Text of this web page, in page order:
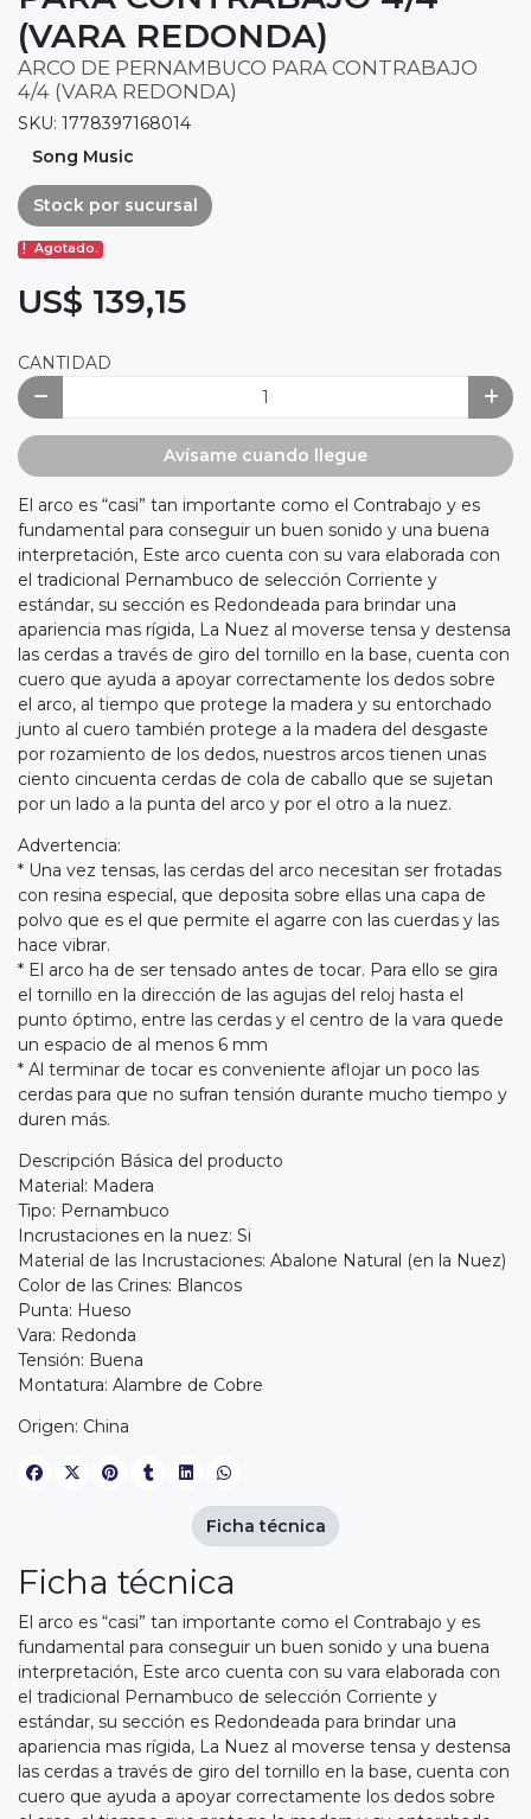
(VARA REDONDA)
ARCO DE PERNAMBUCO PARA CONTRABAJO
4/4 (VARA REDONDA)
SKU: 1778397168014
Song Music
Stock por sucursal
Agotado.
US$ 139,15
CANTIDAD
Avísame cuando llegue
El arco es “casi” tan importante como el Contrabajo y es
fundamental para conseguir un buen sonido y una buena
interpretación, Este arco cuenta con su vara elaborada con
el tradicional Pernambuco de selección Corriente y
estándar, su sección es Redondeada para brindar una
apariencia mas rígida, La Nuez al moverse tensa y destensa
las cerdas a través de giro del tornillo en la base, cuenta con
cuero que ayuda a apoyar correctamente los dedos sobre
el arco, al tiempo que protege la madera y su entorchado
junto al cuero también protege a la madera del desgaste
por rozamiento de los dedos, nuestros arcos tienen unas
ciento cincuenta cerdas de cola de caballo que se sujetan
por un lado a la punta del arco y por el otro a la nuez.
Advertencia:
* Una vez tensas, las cerdas del arco necesitan ser frotadas
con resina especial, que deposita sobre ellas una capa de
polvo que es el que permite el agarre con las cuerdas y las
hace vibrar.
* El arco ha de ser tensado antes de tocar. Para ello se gira
el tornillo en la dirección de las agujas del reloj hasta el
punto óptimo, entre las cerdas y el centro de la vara quede
un espacio de al menos 6 mm
* Al terminar de tocar es conveniente aflojar un poco las
cerdas para que no sufran tensión durante mucho tiempo y
duren más.
Descripción Básica del producto
Material: Madera
Tipo: Pernambuco
Incrustaciones en la nuez: Si
Material de las Incrustaciones: Abalone Natural (en la Nuez)
Color de las Crines: Blancos
Punta: Hueso
Vara: Redonda
Tensión: Buena
Montatura: Alambre de Cobre
Origen: China
Ficha técnica
El arco es “casi” tan importante como el Contrabajo y es
fundamental para conseguir un buen sonido y una buena
interpretación, Este arco cuenta con su vara elaborada con
el tradicional Pernambuco de selección Corriente y
estándar, su sección es Redondeada para brindar una
apariencia mas rígida, La Nuez al moverse tensa y destensa
las cerdas a través de giro del tornillo en la base, cuenta con
cuero que ayuda a apoyar correctamente los dedos sobre
Ficha técnica